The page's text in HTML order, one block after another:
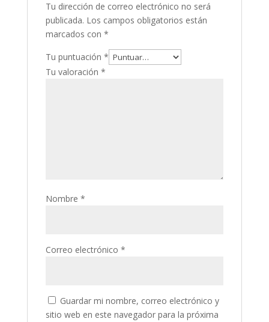
Tu dirección de correo electrónico no será
publicada. Los campos obligatorios están
marcados con *
Tu puntuación *
Tu valoración *
Nombre *
Correo electrónico *
Guardar mi nombre, correo electrónico y
sitio web en este navegador para la próxima